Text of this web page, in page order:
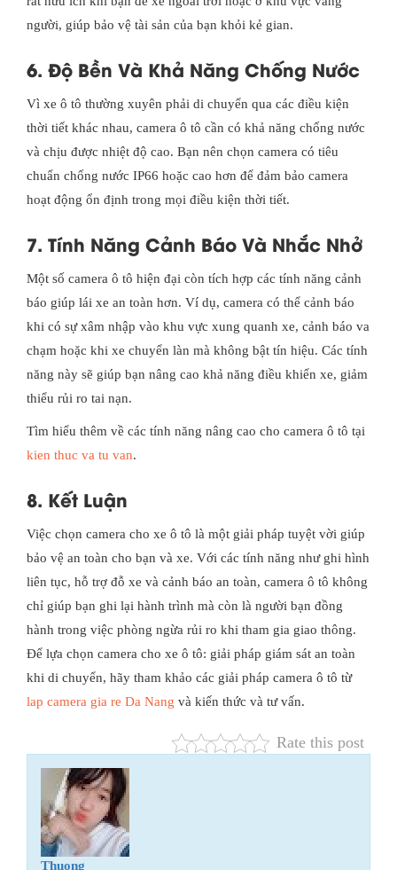
người, giúp bảo vệ tài sản của bạn khỏi kẻ gian.
6. Độ Bền Và Khả Năng Chống Nước
Vì xe ô tô thường xuyên phải di chuyển qua các điều kiện
thời tiết khác nhau, camera ô tô cần có khả năng chống nước
và chịu được nhiệt độ cao. Bạn nên chọn camera có tiêu
chuẩn chống nước IP66 hoặc cao hơn để đảm bảo camera
hoạt động ổn định trong mọi điều kiện thời tiết.
7. Tính Năng Cảnh Báo Và Nhắc Nhở
Một số camera ô tô hiện đại còn tích hợp các tính năng cảnh
báo giúp lái xe an toàn hơn. Ví dụ, camera có thể cảnh báo
khi có sự xâm nhập vào khu vực xung quanh xe, cảnh báo va
chạm hoặc khi xe chuyển làn mà không bật tín hiệu. Các tính
năng này sẽ giúp bạn nâng cao khả năng điều khiển xe, giảm
thiểu rủi ro tai nạn.
Tìm hiểu thêm về các tính năng nâng cao cho camera ô tô tại
kien thuc va tu van.
8. Kết Luận
Việc chọn camera cho xe ô tô là một giải pháp tuyệt vời giúp
bảo vệ an toàn cho bạn và xe. Với các tính năng như ghi hình
liên tục, hỗ trợ đỗ xe và cảnh báo an toàn, camera ô tô không
chỉ giúp bạn ghi lại hành trình mà còn là người bạn đồng
hành trong việc phòng ngừa rủi ro khi tham gia giao thông.
Để lựa chọn camera cho xe ô tô: giải pháp giám sát an toàn
khi di chuyển, hãy tham khảo các giải pháp camera ô tô từ
lap camera gia re Da Nang và kiến thức và tư vấn.
Rate this post
Thuong